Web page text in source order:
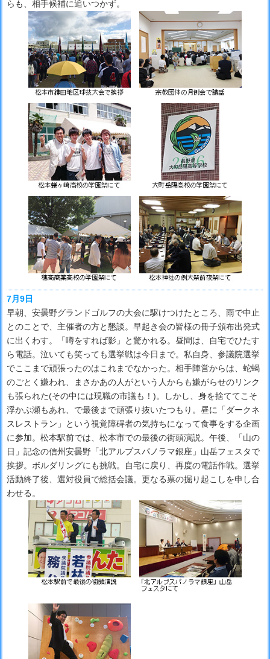
らも、相手候補に追いつかず。
7月9日
早朝、安曇野グランドゴルフの大会に駆けつけたところ、雨で中止
とのことで、主催者の方と懇談。早起き会の皆様の冊子頒布出発式
に出くわす。「噂をすれば影」と驚かれる。昼間は、自宅でひたす
ら電話。泣いても笑っても選挙戦は今日まで。私自身、参議院選挙
でここまで頑張ったのはこれまでなかった。相手陣営からは、蛇蝎
のごとく嫌われ、まさかあの人がという人からも嫌がらせのリンク
も張られた(その中には現職の市議も！)。しかし、身を捨ててこそ
浮かぶ瀬もあれ、で最後まで頑張り抜いたつもり。昼に「ダークネ
スレストラン」という視覚障碍者の気持ちになって食事をする企画
に参加。松本駅前では、松本市での最後の街頭演説。午後、「山の
日」記念の信州安曇野「北アルプスパノラマ銀座」山岳フェスタで
挨拶。ボルダリングにも挑戦。自宅に戻り、再度の電話作戦。選挙
活動終了後、選対役員で総括会議。更なる票の掘り起こしを申し合
わせる。